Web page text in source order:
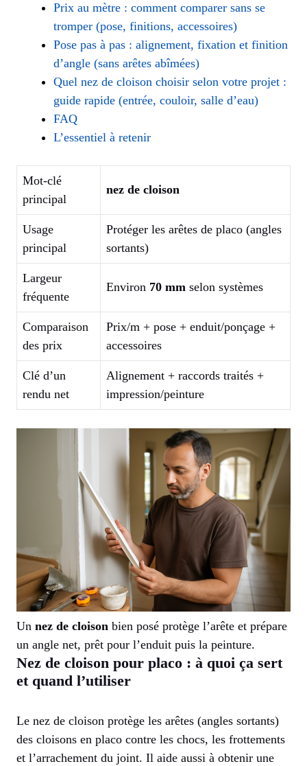
Prix au mètre : comment comparer sans se
tromper (pose, finitions, accessoires)
Pose pas à pas : alignement, fixation et finition
d’angle (sans arêtes abîmées)
Quel nez de cloison choisir selon votre projet :
guide rapide (entrée, couloir, salle d’eau)
FAQ
L’essentiel à retenir
Mot-clé
principal
nez de cloison
Usage
principal
Protéger les arêtes de placo (angles
sortants)
Largeur
fréquente
Environ 70 mm selon systèmes
Comparaison
des prix
Prix/m + pose + enduit/ponçage +
accessoires
Clé d’un
rendu net
Alignement + raccords traités +
impression/peinture
Un nez de cloison bien posé protège l’arête et prépare
un angle net, prêt pour l’enduit puis la peinture.
Nez de cloison pour placo : à quoi ça sert
et quand l’utiliser
Le nez de cloison protège les arêtes (angles sortants)
des cloisons en placo contre les chocs, les frottements
et l’arrachement du joint. Il aide aussi à obtenir une